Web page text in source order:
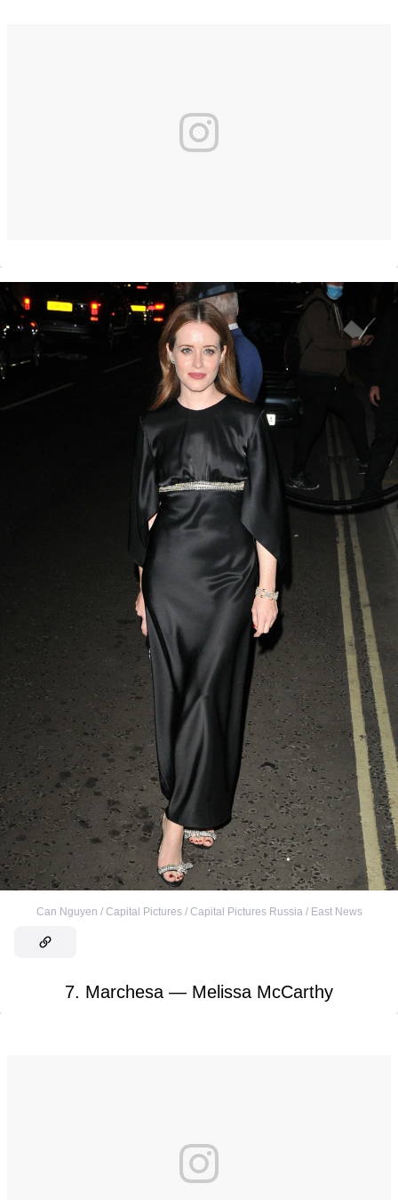
Can Nguyen / Capital Pictures / Capital Pictures Russia / East News
7. Marchesa — Melissa McCarthy